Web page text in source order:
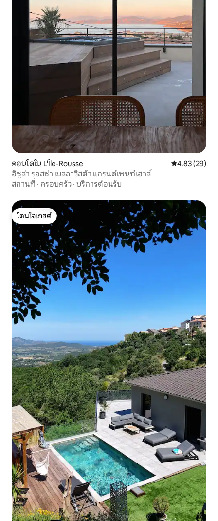
คอนโดใน L'Île-Rousse คะแนนเฉลี่ย
4.83 (29)
อิซูล่า รอสซ่า เบลลาวิสต้า แกรนด์เพนท์เฮาส์
สถานที่ · ครอบครัว · บริการต้อนรับ
โดนใจเกสต์
โดนใจเกสต์